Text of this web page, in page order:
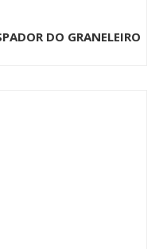
DO GRANELEIRO